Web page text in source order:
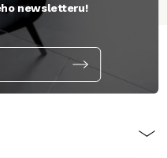
newsletteru!